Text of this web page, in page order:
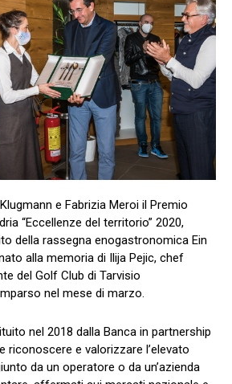
e Fabrizia Meroi il Premio
“Eccellenze del territorio” 2020,
della rassegna enogastronomica Ein
alla memoria di Ilija Pejic, chef
del Golf Club di Tarvisio
nel mese di marzo.
nel 2018 dalla Banca in partnership
riconoscere e valorizzare l’elevato
da un operatore o da un’azienda